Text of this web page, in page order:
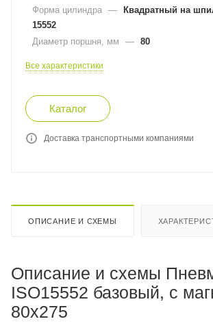
Форма цилиндра — Квадратный на
15552
Диаметр поршня, мм
— 80
Все характеристики
Каталог
Доставка транспортными компаниями
ОПИСАНИЕ И СХЕМЫ
Описание и схемы
ISO15552 базовый, с
80x275